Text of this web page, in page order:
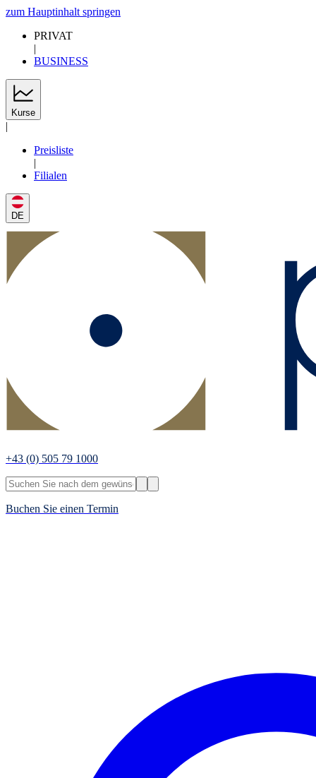
zum Hauptinhalt springen
PRIVAT
|
BUSINESS
Kurse
|
Preisliste
|
Filialen
DE
+43 (0) 505 79 1000
Buchen Sie einen Termin